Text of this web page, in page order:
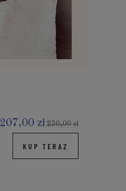
207,00 zł 230,00 zł
KUP TERAZ